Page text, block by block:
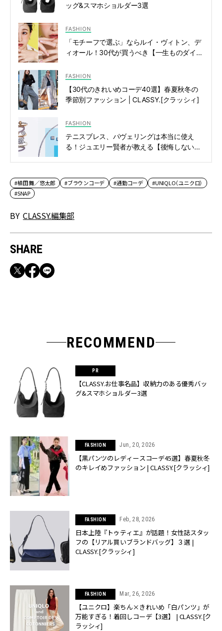
ッグ&スマホショルダー3選
FASHION
「モチーフで選ぶ」ならルイ・ヴィトン、デ
ィオール！30代が買うべき【一生ものダイヤ
FASHION
【30代のきれいめコーデ40選】春夏秋冬の
季節別ファッション | CLASSY.[クラッシィ]
FASHION
テニスブレス、パヴェリングは本当に使え
る！ジュエリー賢者が教える【後悔しない名
#植田 舞／悠太郎 #ブラウンコーデ #通勤コーデ
#UNIQLO（ユニクロ）
#SNAP
BY CLASSY.編集部
SHARE
RECOMMEND
【CLASSY.お仕事名品】収納力のある優秀バッ
グ&スマホショルダー3選
FASHION Jun, 20, 2026
【黒パンツのレディースコーデ45選】春夏秋冬
のキレイめファッション | CLASSY.[クラッシィ]
FASHION Feb, 28, 2026
日本上陸『トゥティエ』が話題！女性誌スタッ
フの【リアル買いブランドバッグ】３選 |
CLASSY.[クラッシィ]
FASHION Mar, 26, 2026
【ユニクロ】楽ちん×きれいめ「白パンツ」が
万能すぎる！着回しコーデ【3選】 | CLASSY.[ク
ラッシィ]